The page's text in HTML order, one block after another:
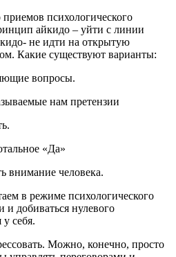
психологического
айкидо – уйти с линии
не идти на открытую
Какие существуют варианты:
вопросы.
нам претензии
«Да»
внимание человека.
в режиме психологического
и добиваться нулевого
себя.
Можно, конечно, просто